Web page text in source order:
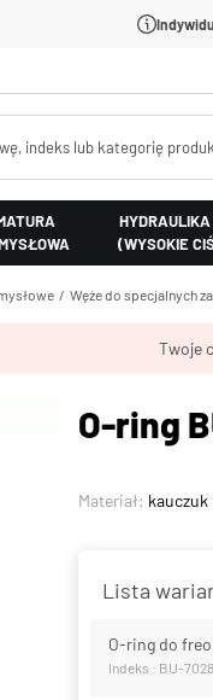
(WYSOKIE
Węże do specjalnych
Twoje
O-ring
Materiał:
Lista
O-ring do
Indeks : BU-